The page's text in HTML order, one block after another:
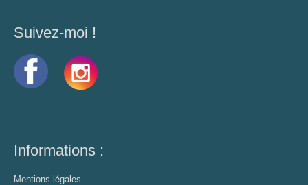
Suivez-moi !
Informations :
Mentions légales